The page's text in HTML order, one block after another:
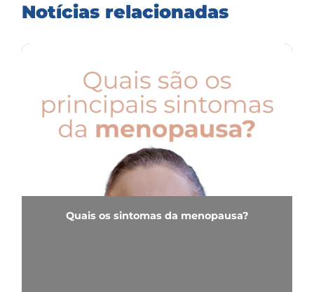
Notícias relacionadas
Quais os sintomas da menopausa?